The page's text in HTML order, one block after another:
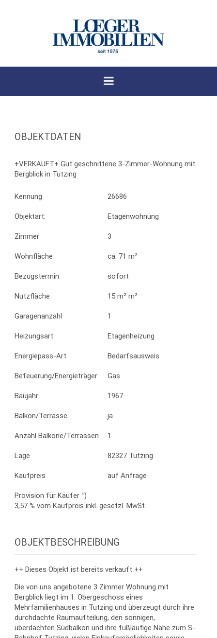
OBJEKTDATEN
+VERKAUFT+ Gut geschnittene 3-Zimmer-Wohnung mit
Bergblick in Tutzing
Kennung 26686
Objektart: Etagenwohnung
Zimmer 3
Wohnfläche ca. 71 m²
Bezugstermin sofort
Nutzfläche 15 m² m²
Garagenanzahl 1
Heizungsart Etagenheizung
Energiepass-Art Bedarfsausweis
Befeuerung/Energieträger Gas
Baujahr 1967
Balkon/Terrasse ja
Anzahl Balkone/Terrassen 1
Lage 82327 Tutzing
Kaufpreis auf Anfrage
Provision für Käufer ¹)
3,57 % vom Kaufpreis inkl. gesetzl. MwSt.
OBJEKTBESCHREIBUNG
++ Dieses Objekt ist bereits verkauft ++
Die von uns angebotene 3 Zimmer Wohnung mit
Bergblick liegt im 1. Obergeschoss eines
Mehrfamilienhauses in Tutzing und überzeugt durch ihre
durchdachte Raumaufteilung, den sonnigen,
überdachten Südbalkon und ihre fußläufige Nähe zum S-